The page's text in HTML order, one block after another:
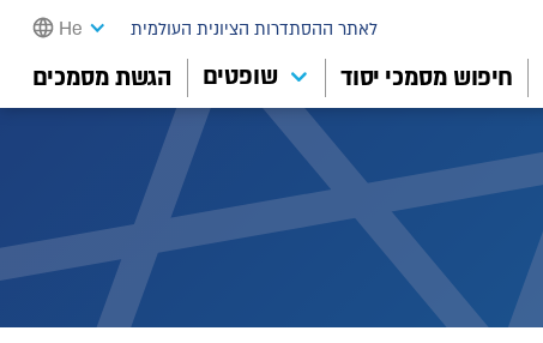
לאתר ההסתדרות הציונית העולמית He
חיפוש מסמכי יסוד שופטים הגשת מסמכים